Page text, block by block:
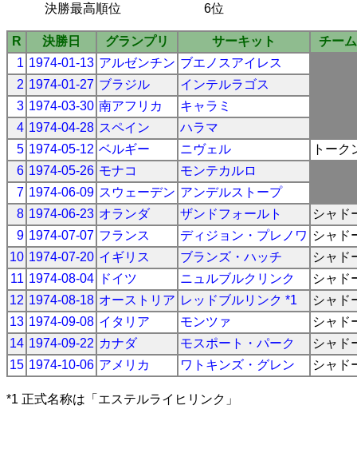
決勝最高順位
6位
R 決勝日 グランプリ サーキット
チーム
1 1974-01-13 アルゼンチン ブエノスアイレス
2 1974-01-27 ブラジル
インテルラゴス
3 1974-03-30 南アフリカ
キャラミ
4 1974-04-28 スペイン
ハラマ
5 1974-05-12 ベルギー ニヴェル
トーク
6 1974-05-26 モナコ
モンテカルロ
7 1974-06-09 スウェーデン アンデルストープ
8 1974-06-23 オランダ ザンドフォールト
シャド
9 1974-07-07 フランス ディジョン・プレノワ シャド
10 1974-07-20 イギリス ブランズ・ハッチ
シャド
11 1974-08-04 ドイツ ニュルブルクリンク
シャド
12 1974-08-18 オーストリア レッドブルリンク *1
シャド
13 1974-09-08 イタリア モンツァ
シャド
14 1974-09-22 カナダ モスポート・パーク
シャド
15 1974-10-06 アメリカ ワトキンズ・グレン シャド
*1 正式名称は「エステルライヒリンク」